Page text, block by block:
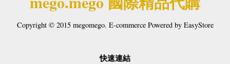
Copyright © 2015 megomego. E-commerce Powered by EasyStore
快速連結